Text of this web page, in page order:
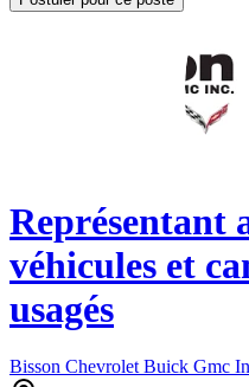
Représentant
véhicules et
usagés
Bisson Chevrolet Buick Gmc